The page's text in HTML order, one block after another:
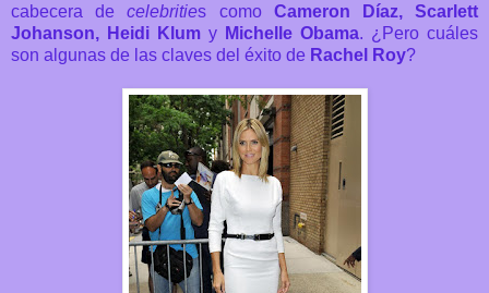
cabecera decelebrities como Cameron Díaz, Scarlett
Johanson, Heidi Klum y Michelle Obama. ¿Pero cuáles
son algunas de las claves del éxito de Rachel Roy?